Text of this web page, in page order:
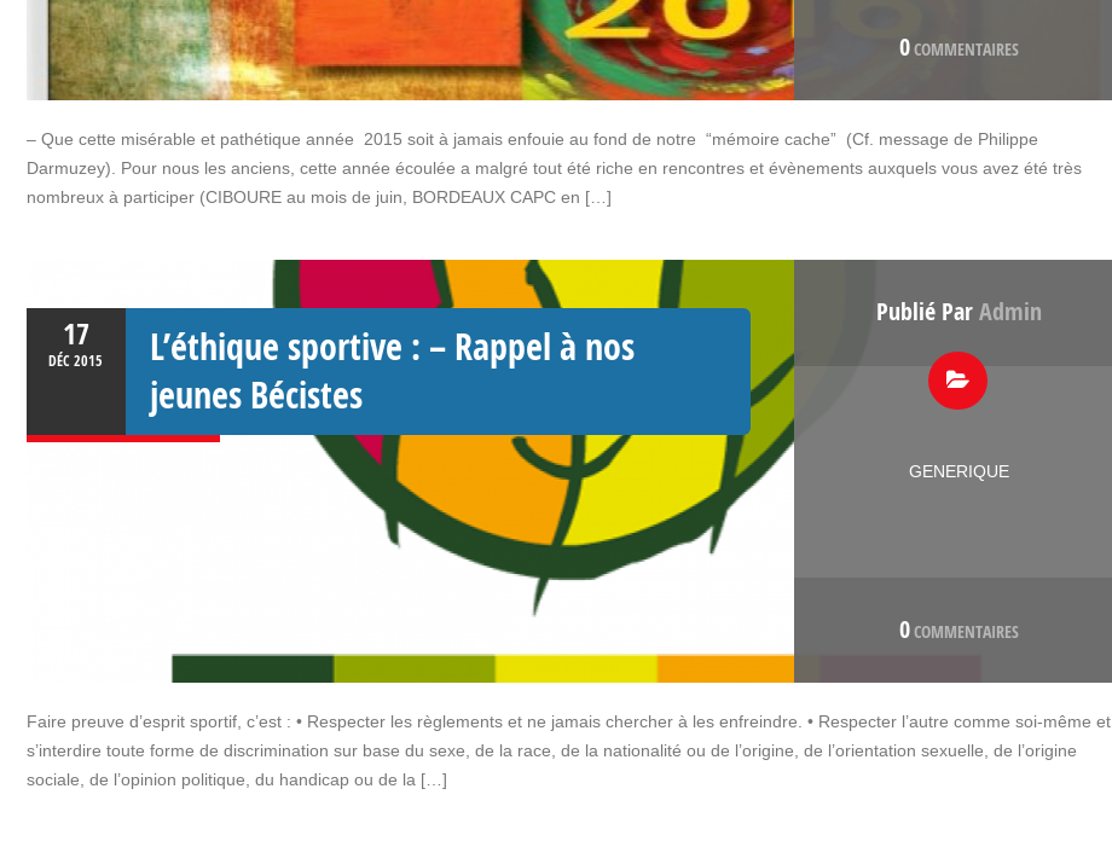
0COMMENTAIRES
– Que cette misérable et pathétique année 2015 soit à jamais enfouie au fond de notre “mémoire cache” (Cf. message de Philippe
Darmuzey). Pour nous les anciens, cette année écoulée a malgré tout été riche en rencontres et évènements auxquels vous avez été très
nombreux à participer (CIBOURE au mois de juin, BORDEAUX CAPC en […]
17
DÉC2015
L’éthique sportive : – Rappel à nos
jeunes Bécistes
Publié ParAdmin
GENERIQUE
0COMMENTAIRES
Faire preuve d’esprit sportif, c’est : • Respecter les règlements et ne jamais chercher à les enfreindre. • Respecter l’autre comme soi-même et
s’interdire toute forme de discrimination sur base du sexe, de la race, de la nationalité ou de l’origine, de l’orientation sexuelle, de l’origine
sociale, de l’opinion politique, du handicap ou de la […]